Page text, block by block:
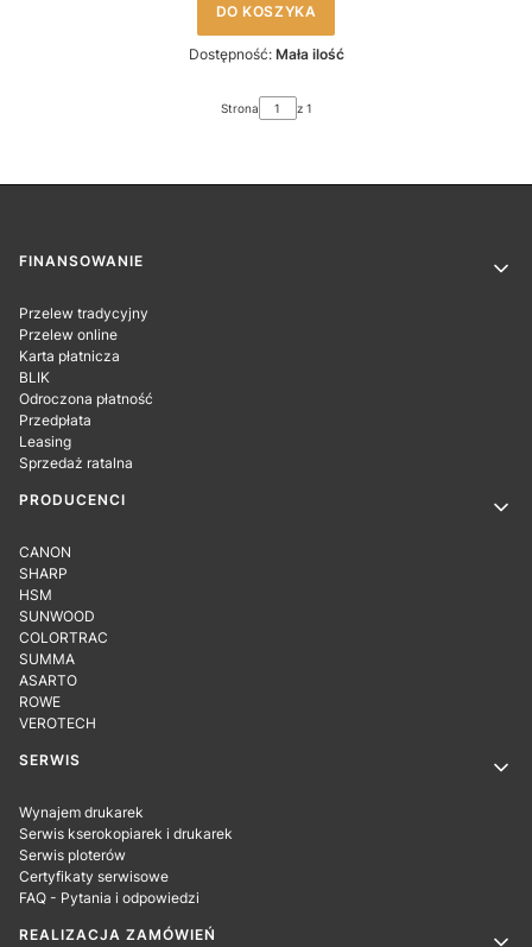
DO KOSZYKA
Dostępność: Mała ilość
Strona z 1
Linki w stopce
FINANSOWANIE
Przelew tradycyjny
Przelew online
Karta płatnicza
BLIK
Odroczona płatność
Przedpłata
Leasing
Sprzedaż ratalna
PRODUCENCI
CANON
SHARP
HSM
SUNWOOD
COLORTRAC
SUMMA
ASARTO
ROWE
VEROTECH
SERWIS
Wynajem drukarek
Serwis kserokopiarek i drukarek
Serwis ploterów
Certyfikaty serwisowe
FAQ - Pytania i odpowiedzi
REALIZACJA ZAMÓWIEŃ